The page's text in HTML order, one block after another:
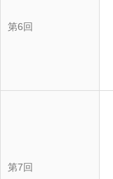
第6回
第7回